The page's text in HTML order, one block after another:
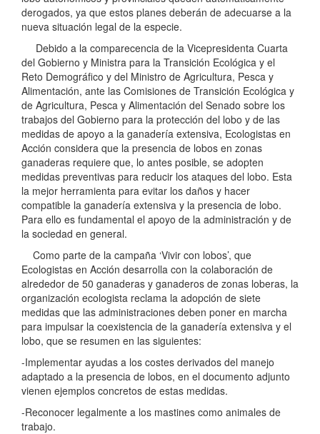
derogados, ya que estos planes deberán de adecuarse a la
nueva situación legal de la especie.
Debido a la comparecencia de la Vicepresidenta Cuarta
del Gobierno y Ministra para la Transición Ecológica y el
Reto Demográfico y del Ministro de Agricultura, Pesca y
Alimentación, ante las Comisiones de Transición Ecológica y
de Agricultura, Pesca y Alimentación del Senado sobre los
trabajos del Gobierno para la protección del lobo y de las
medidas de apoyo a la ganadería extensiva, Ecologistas en
Acción considera que la presencia de lobos en zonas
ganaderas requiere que, lo antes posible, se adopten
medidas preventivas para reducir los ataques del lobo. Esta
la mejor herramienta para evitar los daños y hacer
compatible la ganadería extensiva y la presencia de lobo.
Para ello es fundamental el apoyo de la administración y de
la sociedad en general.
Como parte de la campaña ‘Vivir con lobos’, que
Ecologistas en Acción desarrolla con la colaboración de
alrededor de 50 ganaderas y ganaderos de zonas loberas, la
organización ecologista reclama la adopción de siete
medidas que las administraciones deben poner en marcha
para impulsar la coexistencia de la ganadería extensiva y el
lobo, que se resumen en las siguientes:
-Implementar ayudas a los costes derivados del manejo
adaptado a la presencia de lobos, en el documento adjunto
vienen ejemplos concretos de estas medidas.
-Reconocer legalmente a los mastines como animales de
trabajo.